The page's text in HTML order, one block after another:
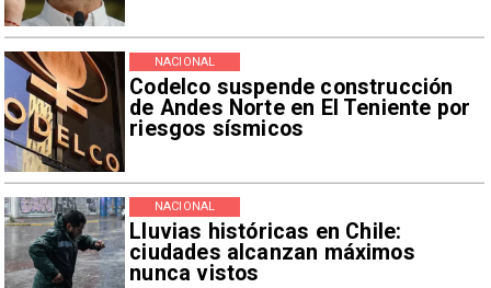
Codelco suspende construcción
de Andes Norte en El Teniente por
riesgos sísmicos
NACIONAL
Lluvias históricas en Chile:
ciudades alcanzan máximos
nunca vistos
NACIONAL